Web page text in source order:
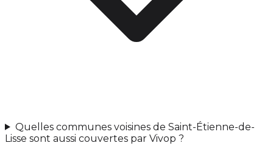
Quelles communes voisines de Saint-Étienne-de-
Lisse sont aussi couvertes par Vivop ?